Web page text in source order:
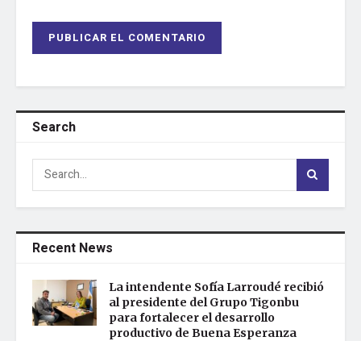
Search
Recent News
La intendente Sofía Larroudé recibió
al presidente del Grupo Tigonbu
para fortalecer el desarrollo
productivo de Buena Esperanza